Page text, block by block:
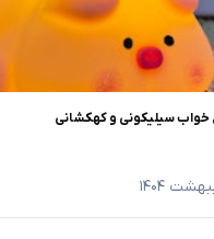
خواب سیلیکونی و کهکشانی